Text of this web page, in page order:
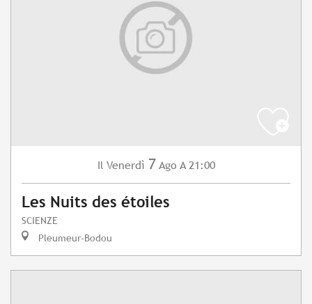
Il Venerdì 7 Ago A 21:00
Les Nuits des étoiles
SCIENZE
Pleumeur-Bodou